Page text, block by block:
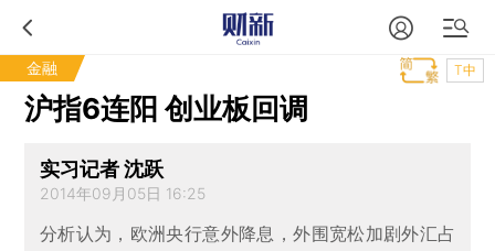
金融 T中
沪指6连阳 创业板回调
实习记者 沈跃
2014年09月05日 16:25
分析认为，欧洲央行意外降息，外围宽松加剧外汇占